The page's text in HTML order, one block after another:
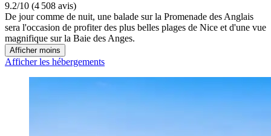
9.2/10 (4 508 avis)
De jour comme de nuit, une balade sur la Promenade des Anglais
sera l'occasion de profiter des plus belles plages de Nice et d'une vue
magnifique sur la Baie des Anges.
Afficher moins
Afficher les hébergements